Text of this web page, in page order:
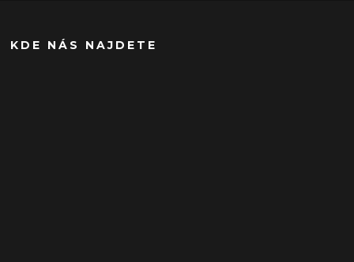
KDE NÁS NAJDETE